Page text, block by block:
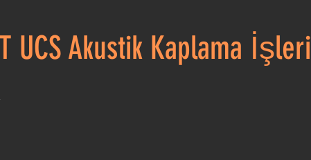
UCS Akustik Kaplama İşleri